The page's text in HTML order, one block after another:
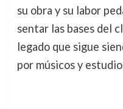
su obra y su labor
sentar las bases del
legado que sigue
por músicos y